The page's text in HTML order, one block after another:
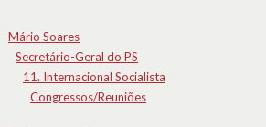
Mário Soares
Secretário-Geral do PS
11. Internacional Socialista
Congressos/Reuniões